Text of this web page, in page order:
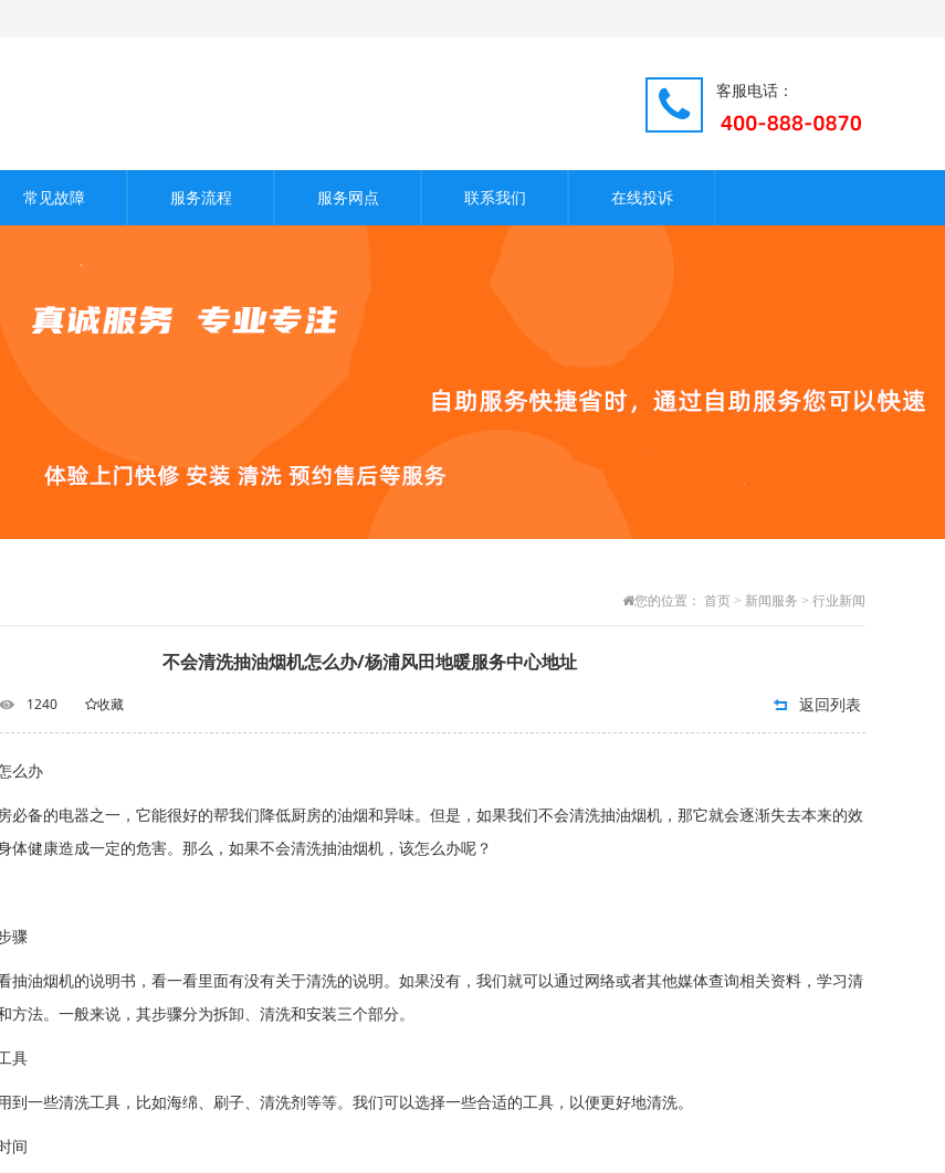
客服电话：
常见故障 服务流程 服务网点 联系我们 在线投诉
您的位置： 首页 > 新闻服务 > 行业新闻
不会清洗抽油烟机怎么办/杨浦风田地暖服务中心地址
1240 收藏 返回列表
么办
必备的电器之一，它能很好的帮我们降低厨房的油烟和异味。但是，如果我们不会清洗抽油烟机，那它就会逐渐失去本来的效
体健康造成一定的危害。那么，如果不会清洗抽油烟机，该怎么办呢？
骤
抽油烟机的说明书，看一看里面有没有关于清洗的说明。如果没有，我们就可以通过网络或者其他媒体查询相关资料，学习清
方法。一般来说，其步骤分为拆卸、清洗和安装三个部分。
具
到一些清洗工具，比如海绵、刷子、清洗剂等等。我们可以选择一些合适的工具，以便更好地清洗。
间